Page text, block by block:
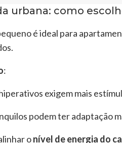
urbana: como
é ideal para
:
exigem mais
podem ter adaptação
onível de energia do